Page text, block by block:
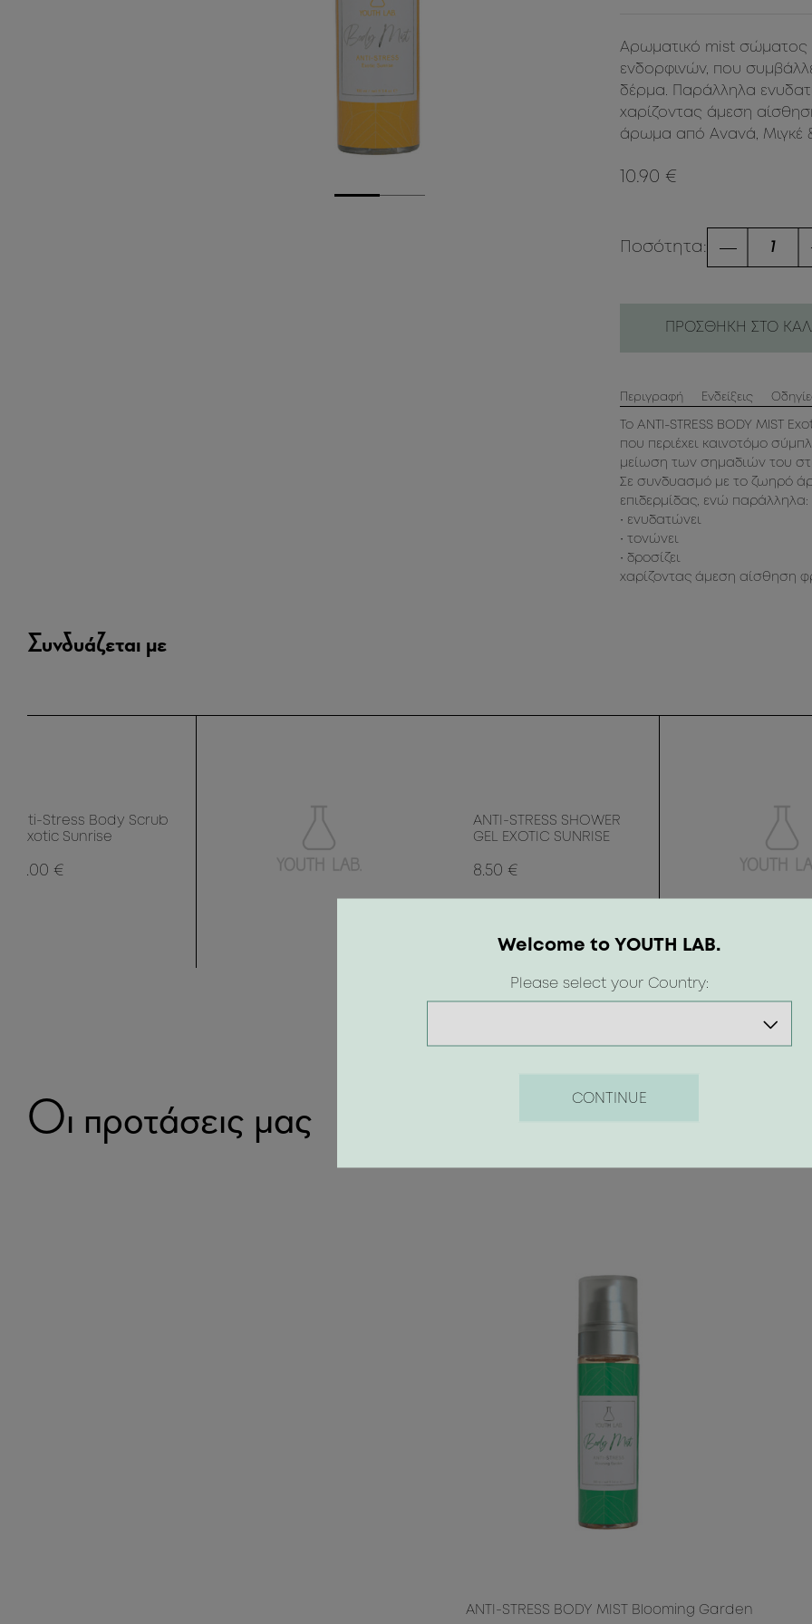
Αρωματικό mist σώματος
ενδορφινών, που
δέρμα. Παράλληλα
χαρίζοντας άμεση
άρωμα από Ανανά, Μιγκέ
10.90 €
Ποσότητα:
ΠΡΟΣΘΗΚΗ ΣΤΟ
Περιγραφή Ενδείξεις
Το ANTI-STRESS BODY MIST
που περιέχει καινοτόμο
μείωση των σημαδιών του
Σε συνδυασμό με το ζωηρό
επιδερμίδας, ενώ παράλληλα:
• ενυδατώνει
• τονώνει
• δροσίζει
χαρίζοντας άμεση αίσθηση
Συνδυάζεται με
Anti-Stress Body Scrub
- Exotic Sunrise
25.00 €
ANTI-STRESS SHOWER
GEL EXOTIC SUNRISE
8.50 €
Οι προτάσεις μας
ANTI-STRESS BODY MIST Blooming Garden
Welcome to YOUTH LAB.
Please select your Country:
CONTINUE